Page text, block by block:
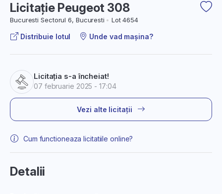
Licitație Peugeot 308
Bucuresti Sectorul 6, Bucuresti Lot 4654
Distribuie lotul Unde vad mașina?
Licitația s-a încheiat!
07 februarie 2025 - 17:04
Vezi alte licitații
Cum functioneaza licitatiile online?
Detalii